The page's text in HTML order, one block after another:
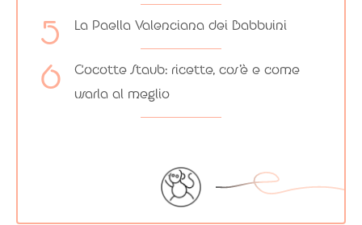
La Paella Valenciana dei Babbuini
Cocotte Staub: ricette, cos’è e come
usarla al meglio